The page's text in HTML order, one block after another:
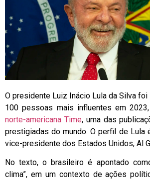
O presidente Luiz Inácio Lula da Silva
100 pessoas mais influentes em
norte-americana Time, uma das
prestigiadas do mundo. O perfil de Lula
vice-presidente dos Estados Unidos, Al
No texto, o brasileiro é apontado
clima”, em um contexto de ações